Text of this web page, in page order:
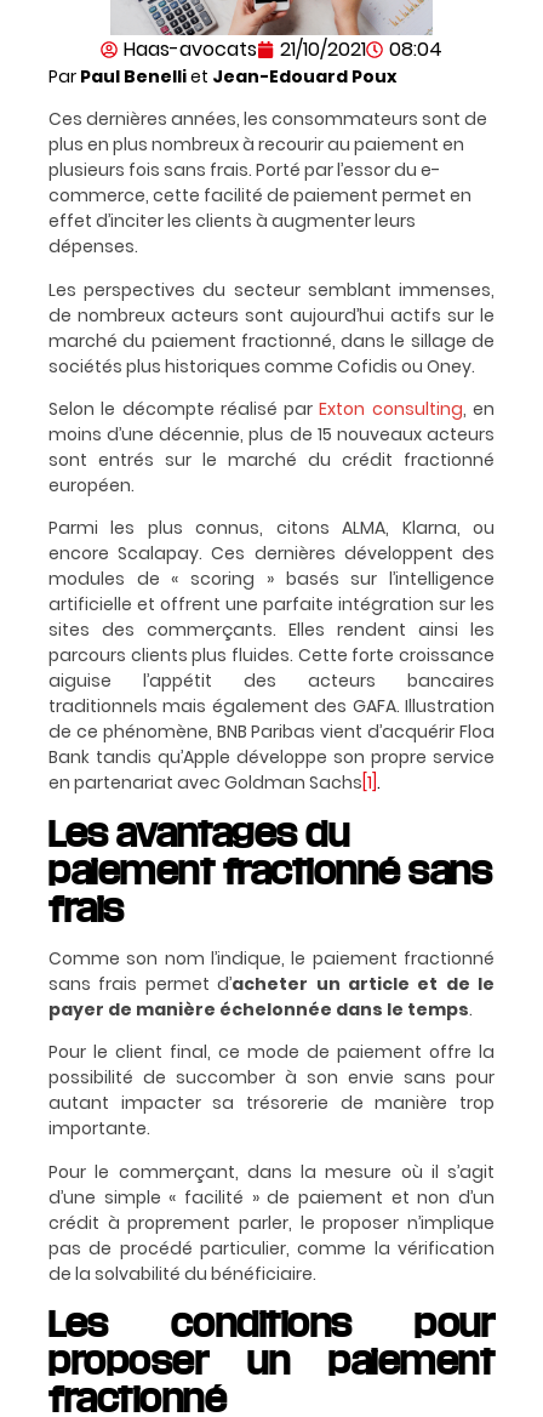
Haas-avocats 21/10/2021 08:04
Par Paul Benelliet Jean-Edouard Poux
Ces dernières années, les consommateurs sont de
plus en plus nombreux à recourir au paiement en
plusieurs fois sans frais. Porté par l’essor du e-
commerce, cette facilité de paiement permet en
effet d’inciter les clients à augmenter leurs
dépenses.
Les perspectives du secteur semblant immenses,
de nombreux acteurs sont aujourd’hui actifs sur le
marché du paiement fractionné, dans le sillage de
sociétés plus historiques comme Cofidis ou Oney.
Selon le décompte réalisé parExton consulting, en
moins d’une décennie, plus de 15 nouveaux acteurs
sont entrés sur le marché du crédit fractionné
européen.
Parmi les plus connus, citons ALMA, Klarna, ou
encore Scalapay. Ces dernières développent des
modules de « scoring » basés sur l’intelligence
artificielle et offrent une parfaite intégration sur les
sites des commerçants. Elles rendent ainsi les
parcours clients plus fluides. Cette forte croissance
aiguise l’appétit des acteurs bancaires
traditionnels mais également des GAFA. Illustration
de ce phénomène, BNB Paribas vient d’acquérir Floa
Bank tandis qu’Apple développe son propre service
en partenariat avec Goldman Sachs [1] .
Les avantages du
paiement fractionné sans
frais
Comme son nom l’indique, le paiement fractionné
sans frais permet d’acheter un article et de le
payer de manière échelonnée dans le temps.
Pour le client final, ce mode de paiement offre la
possibilité de succomber à son envie sans pour
autant impacter sa trésorerie de manière trop
importante.
Pour le commerçant, dans la mesure où il s’agit
d’une simple « facilité » de paiement et non d’un
crédit à proprement parler, le proposer n’implique
pas de procédé particulier, comme la vérification
de la solvabilité du bénéficiaire.
Les conditions pour
proposer un paiement
fractionné